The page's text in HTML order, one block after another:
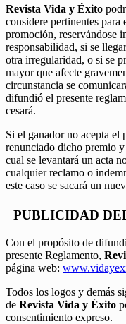
Revista Vida y Éxito
considere pertinentes
promoción, reservándose
responsabilidad, si se
otra irregularidad, o si se
mayor que afecte
circunstancia se
difundió el presente
cesará.
Si el ganador no acepta el
renunciado dicho premio
cual se levantará un acta
cualquier reclamo o
este caso se sacará un
PUBLICIDAD
Con el propósito de
presente Reglamento,
página web:
Todos los logos y demás
de Revista Vida y Éxito
consentimiento expreso.